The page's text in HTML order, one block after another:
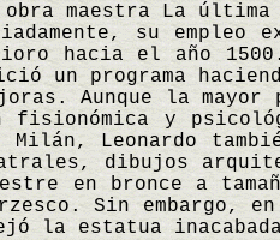
obra maestra La
su empleo
hacia el año
un programa
Aunque la
fisionómica y
Milán, Leonardo
dibujos
en bronce a
Sin embargo,
la estatua